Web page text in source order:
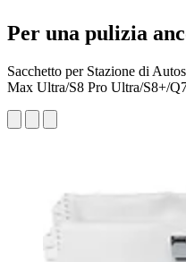
Per una pulizia
Sacchetto per Stazione di
Max Ultra/S8 Pro Ultra/S8+/